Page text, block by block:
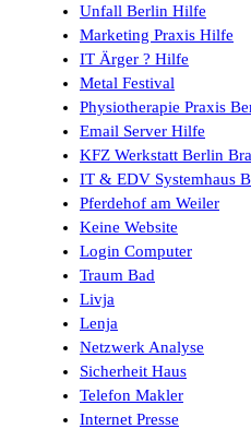
Unfall Berlin Hilfe
Marketing Praxis Hilfe
IT Ärger ? Hilfe
Metal Festival
Physiotherapie Praxis
Email Server Hilfe
KFZ Werkstatt Berlin
IT & EDV Systemhaus
Pferdehof am Weiler
Keine Website
Login Computer
Traum Bad
Livja
Lenja
Netzwerk Analyse
Sicherheit Haus
Telefon Makler
Internet Presse